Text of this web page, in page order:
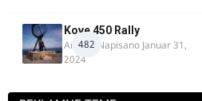
482
Kove 450 Rally
AnteK· Napisano Januar 31,
2024